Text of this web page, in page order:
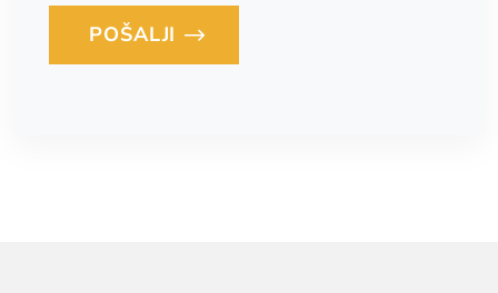
Loading...
POŠALJI